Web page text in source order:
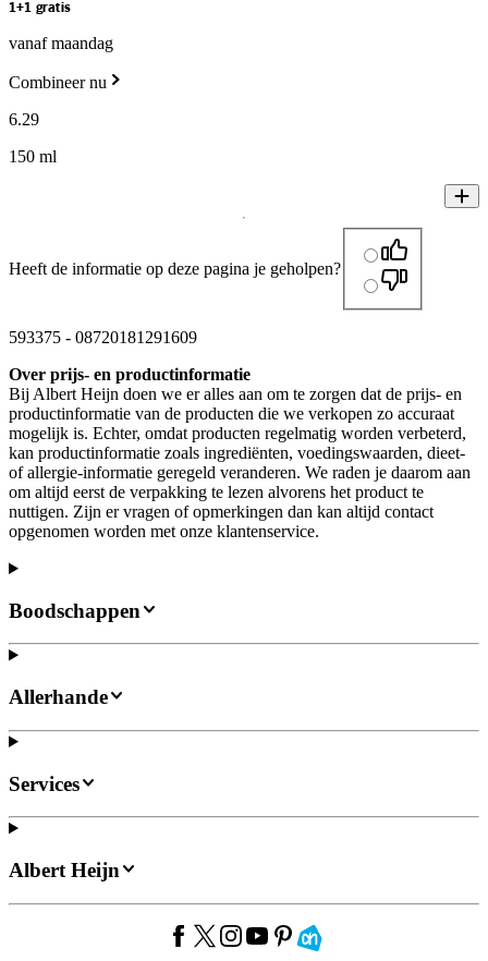
1+1 gratis
vanaf maandag
Combineer nu
6.29
150 ml
Heeft de informatie op deze pagina je geholpen?
593375 - 08720181291609
Over prijs- en productinformatie
Bij Albert Heijn doen we er alles aan om te zorgen dat de prijs- en
productinformatie van de producten die we verkopen zo accuraat
mogelijk is. Echter, omdat producten regelmatig worden verbeterd,
kan productinformatie zoals ingrediënten, voedingswaarden, dieet-
of allergie-informatie geregeld veranderen. We raden je daarom aan
om altijd eerst de verpakking te lezen alvorens het product te
nuttigen. Zijn er vragen of opmerkingen dan kan altijd contact
opgenomen worden met onze klantenservice.
Boodschappen
Allerhande
Services
Albert Heijn